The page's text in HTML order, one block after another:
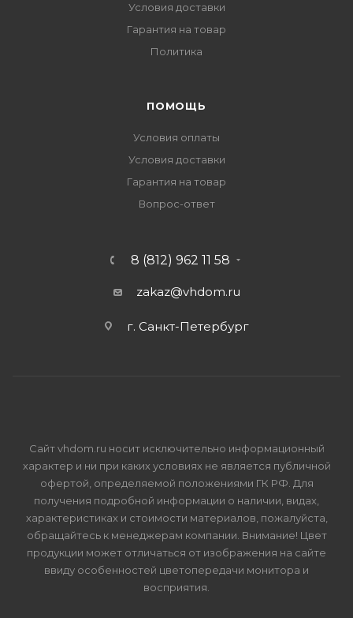
Условия доставки
Гарантия на товар
Политика
ПОМОЩЬ
Условия оплаты
Условия доставки
Гарантия на товар
Вопрос-ответ
8 (812) 962 11 58
zakaz@vhdom.ru
г. Санкт-Петербург
Сайт vhdom.ru носит исключительно информационный
характер и ни при каких условиях не является публичной
офертой, определяемой положениями ГК РФ. Для
получения подробной информации о наличии, видах,
характеристиках и стоимости материалов, пожалуйста,
обращайтесь к менеджерам компании. Внимание! Цвет
продукции может отличаться от изображения на сайте
ввиду особенностей цветопередачи монитора и
восприятия.